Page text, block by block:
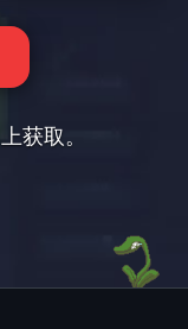
上获取。